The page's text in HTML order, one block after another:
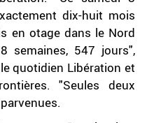
dix-huit mois
en otage dans le Nord
semaines, 547 jours",
quotidien Libération et
"Seules deux